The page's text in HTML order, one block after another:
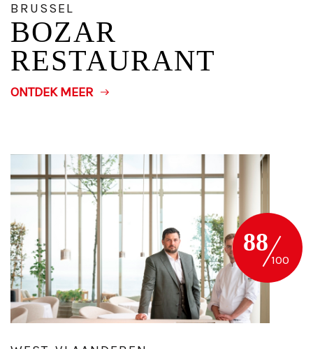
BRUSSEL
BOZAR
RESTAURANT
ONTDEK MEER
88